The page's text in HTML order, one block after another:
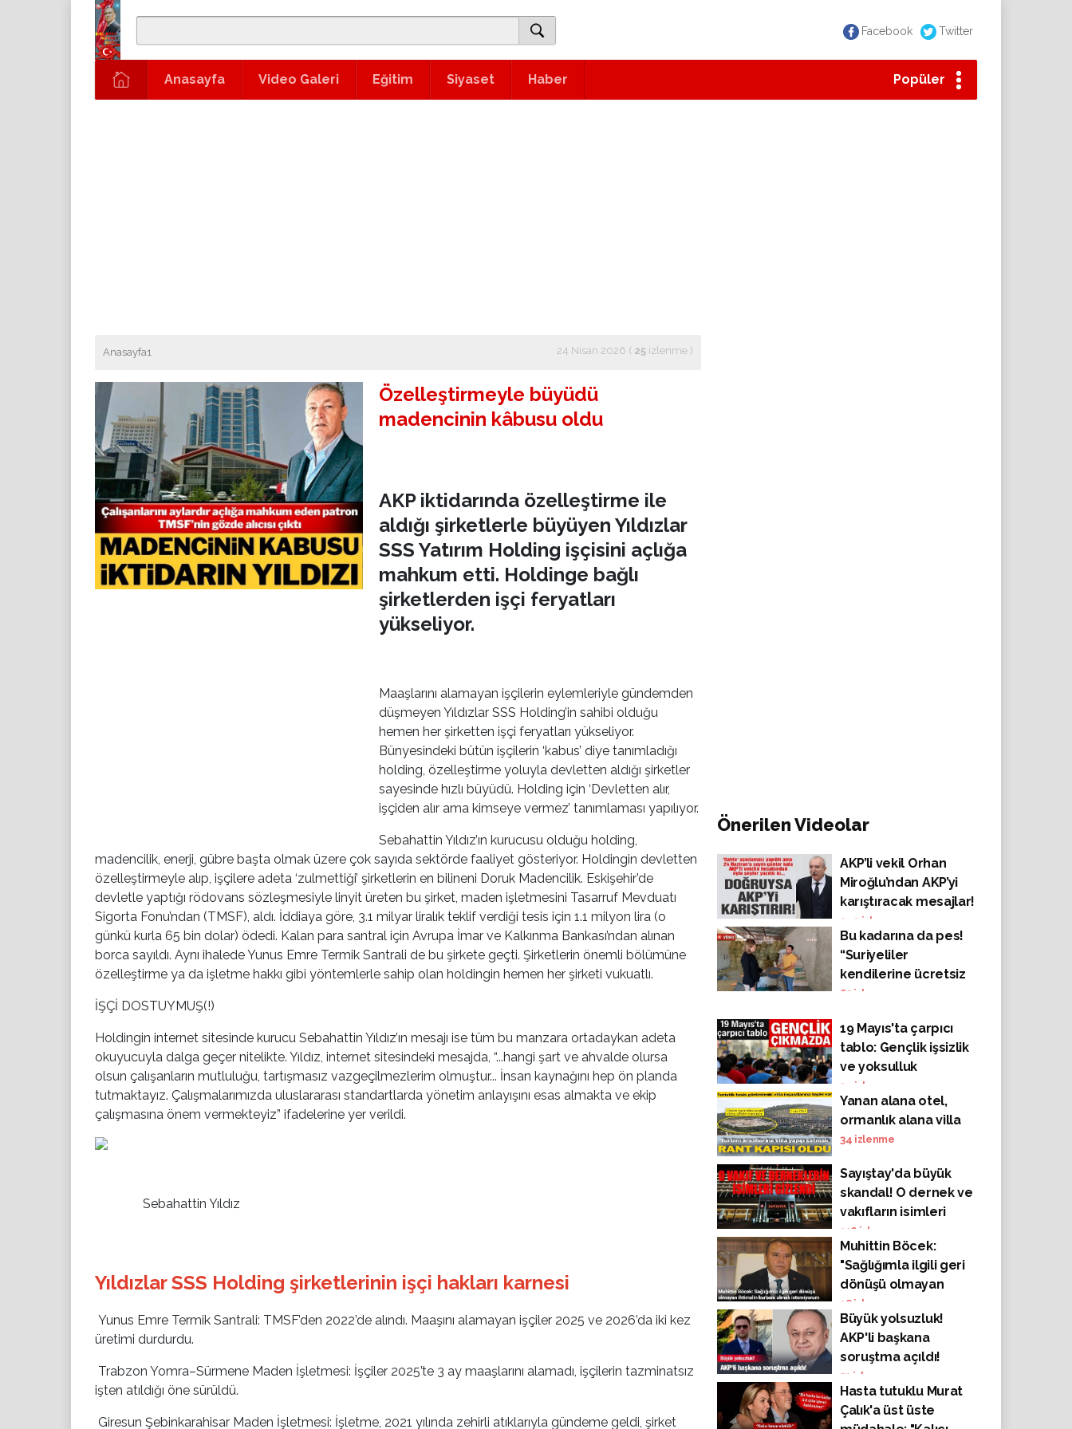
Facebook Twitter
Anasayfa Video Galeri Eğitim Siyaset Haber Popüler
Anasayfa1 24 Nisan 2026 ( 25 izlenme )
Özelleştirmeyle büyüdü
madencinin kâbusu oldu
AKP iktidarında özelleştirme ile
aldığı şirketlerle büyüyen Yıldızlar
SSS Yatırım Holding işçisini açlığa
mahkum etti. Holdinge bağlı
şirketlerden işçi feryatları
yükseliyor.
Maaşlarını alamayan işçilerin eylemleriyle gündemden
düşmeyen Yıldızlar SSS Holding’in sahibi olduğu
hemen her şirketten işçi feryatları yükseliyor.
Bünyesindeki bütün işçilerin ‘kabus’ diye tanımladığı
holding, özelleştirme yoluyla devletten aldığı şirketler
sayesinde hızlı büyüdü. Holding için ‘Devletten alır,
işçiden alır ama kimseye vermez’ tanımlaması yapılıyor.
Sebahattin Yıldız’ın kurucusu olduğu holding,
madencilik, enerji, gübre başta olmak üzere çok sayıda sektörde faaliyet gösteriyor. Holdingin devletten
özelleştirmeyle alıp, işçilere adeta ‘zulmettiği’ şirketlerin en bilineni Doruk Madencilik. Eskişehir’de
devletle yaptığı rödovans sözleşmesiyle linyit üreten bu şirket, maden işletmesini Tasarruf Mevduatı
Sigorta Fonu’ndan (TMSF), aldı. İddiaya göre, 3.1 milyar liralık teklif verdiği tesis için 1.1 milyon lira (o
günkü kurla 65 bin dolar) ödedi. Kalan para santral için Avrupa İmar ve Kalkınma Bankası’ndan alınan
borca sayıldı. Aynı ihalede Yunus Emre Termik Santrali de bu şirkete geçti. Şirketlerin önemli bölümüne
özelleştirme ya da işletme hakkı gibi yöntemlerle sahip olan holdingin hemen her şirketi vukuatlı.
İŞÇİ DOSTUYMUŞ(!)
Holdingin internet sitesinde kurucu Sebahattin Yıldız’ın mesajı ise tüm bu manzara ortadaykan adeta
okuyucuyla dalga geçer nitelikte. Yıldız, internet sitesindeki mesajda, “...hangi şart ve ahvalde olursa
olsun çalışanların mutluluğu, tartışmasız vazgeçilmezlerim olmuştur... İnsan kaynağını hep ön planda
tutmaktayız. Çalışmalarımızda uluslararası standartlarda yönetim anlayışını esas almakta ve ekip
çalışmasına önem vermekteyiz” ifadelerine yer verildi.
Sebahattin Yıldız
Yıldızlar SSS Holding şirketlerinin işçi hakları karnesi
Yunus Emre Termik Santrali: TMSF’den 2022’de alındı. Maaşını alamayan işçiler 2025 ve 2026’da iki kez
üretimi durdurdu.
Trabzon Yomra–Sürmene Maden İşletmesi: İşçiler 2025’te 3 ay maaşlarını alamadı, işçilerin tazminatsız
işten atıldığı öne sürüldü.
Giresun Şebinkarahisar Maden İşletmesi: İşletme, 2021 yılında zehirli atıklarıyla gündeme geldi, şirket
Önerilen Videolar
AKP’li vekil Orhan
Miroğlu’ndan AKP’yi
karıştıracak mesajlar!
949 izlenme
Bu kadarına da pes!
“Suriyeliler
kendilerine ücretsiz
verilen bebek
zorluk çeken
Türklere satıyor”
65 izlenme
19 Mayıs'ta çarpıcı
tablo: Gençlik işsizlik
ve yoksulluk
kıskacında
34 izlenme
Yanan alana otel,
ormanlık alana villa
34 izlenme
Sayıştay'da büyük
skandal! O dernek ve
vakıfların isimleri
gizlendi!
116 izlenme
Muhittin Böcek:
"Sağlığımla ilgili geri
dönüşü olmayan
ihtimalin kurbanı
olmak istemiyorum"
18izlenme
Büyük yolsuzluk!
AKP'li başkana
soruştma açıldı!
53 izlenme
Hasta tutuklu Murat
Çalık'a üst üste